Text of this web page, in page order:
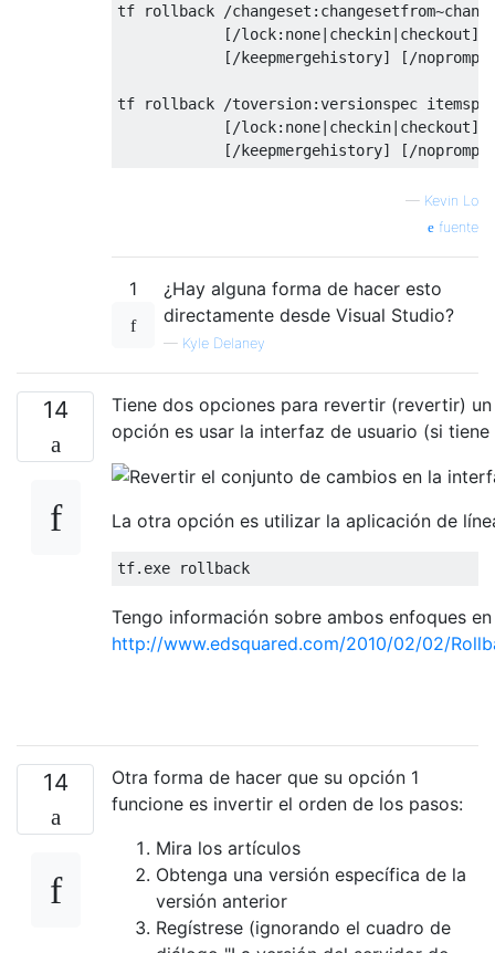
tf rollback /
[/lock:none|checkin|checkout]
[/keepmergehistory] [/
tf rollback /toversion:versionspec
[/lock:none|checkin|checkout]
— Kevin Lo
fuente
1
¿Hay alguna forma de hacer esto
directamente desde Visual Studio?
— Kyle Delaney
14
Tiene dos opciones para revertir (revertir)
opción es usar la interfaz de usuario (si
La otra opción es utilizar la aplicación de
Tengo información sobre ambos enfoques
http://www.edsquared.com/2010/02/02/
14
Otra forma de hacer que su opción 1
funcione es invertir el orden de los pasos:
Mira los artículos
Obtenga una versión específica de la
versión anterior
Regístrese (ignorando el cuadro de